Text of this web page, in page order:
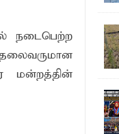
நடைபெற்ற
மன்றத்தின்